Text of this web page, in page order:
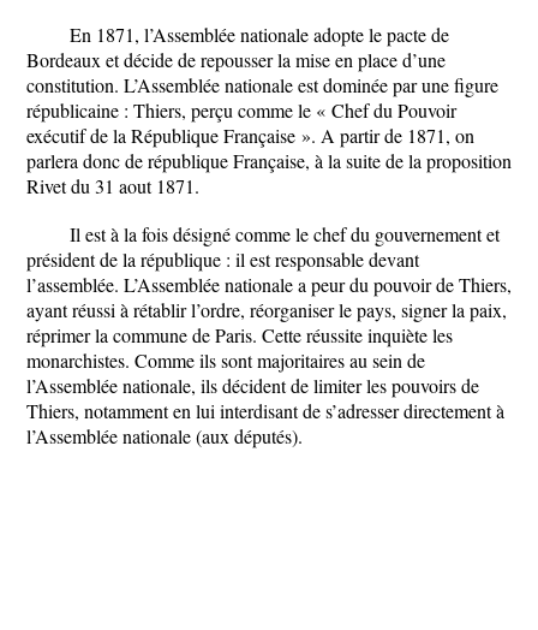
En 1871, l’Assemblée nationale adopte le pacte de
Bordeaux et décide de repousser la mise en place d’une
constitution. L’Assemblée nationale est dominée par une figure
républicaine : Thiers, perçu comme le « Chef du Pouvoir
exécutif de la République Française ». A partir de 1871, on
parlera donc de république Française, à la suite de la proposition
Rivet du 31 aout 1871.
Il est à la fois désigné comme le chef du gouvernement et
président de la république : il est responsable devant
l’assemblée. L’Assemblée nationale a peur du pouvoir de Thiers,
ayant réussi à rétablir l’ordre, réorganiser le pays, signer la paix,
réprimer la commune de Paris. Cette réussite inquiète les
monarchistes. Comme ils sont majoritaires au sein de
l’Assemblée nationale, ils décident de limiter les pouvoirs de
Thiers, notamment en lui interdisant de s’adresser directement à
l’Assemblée nationale (aux députés).